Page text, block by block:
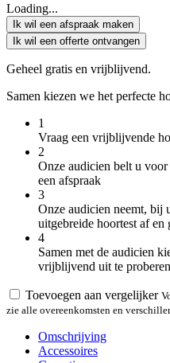
Loading...
Ik wil een afspraak maken
Ik wil een offerte ontvangen
Geheel gratis en vrijblijvend.
Samen kiezen we het perfecte
1
Vraag een vrijblijvende
2
Onze audicien belt u
een afspraak
3
Onze audicien neemt, bij
uitgebreide hoortest af en
4
Samen met de audicien
vrijblijvend uit te proberen
Toevoegen aan vergelijker
zie alle overeenkomsten en
Omschrijving
Accessoires